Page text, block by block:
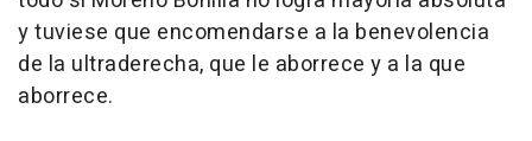
y tuviese que encomendarse a la benevolencia
de la ultraderecha, que le aborrece y a la que
aborrece.